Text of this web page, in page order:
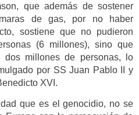
que además de sostener
de gas, por no haber
sostiene que no pudieron
(6 millones), sino que
dos millones de personas, lo
por SS Juan Pablo II y
XVI.
que es el genocidio, no se